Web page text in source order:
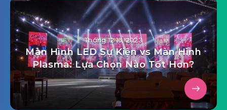
Tháng 12 16, 2023
Màn Hình LED Sự Kiện vs Màn Hình
Plasma: Lựa Chọn Nào Tốt Hơn?